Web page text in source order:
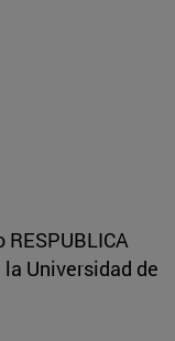
Universidad de